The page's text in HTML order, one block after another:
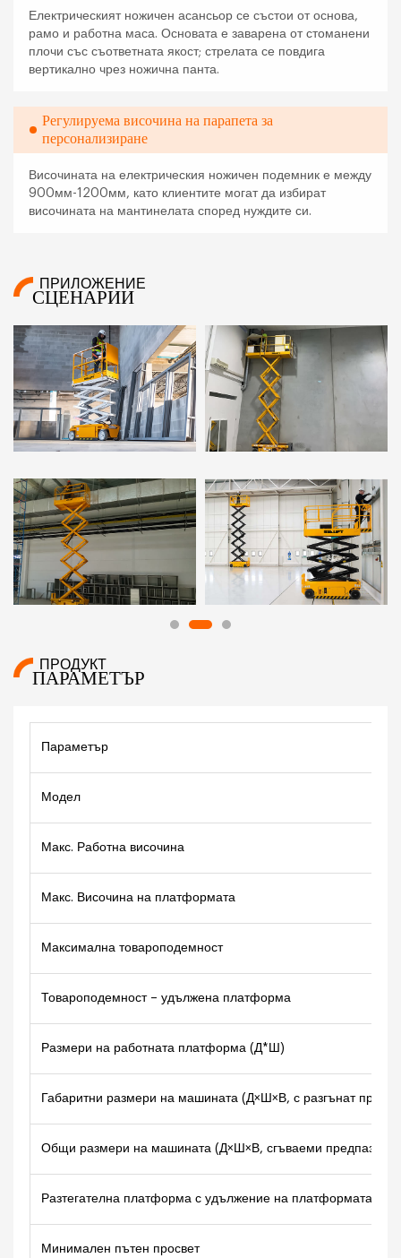
Електрическият ножичен асансьор се състои от основа,
рамо и работна маса. Основата е заварена от стоманени
плочи със съответната якост; стрелата се повдига
вертикално чрез ножична панта.
Регулируема височина на парапета за
персонализиране
Височината на електрическия ножичен подемник е между
900мм-1200мм, като клиентите могат да избират
височината на мантинелата според нуждите си.
ПРИЛОЖЕНИЕ
СЦЕНАРИИ
ПРОДУКТ
ПАРАМЕТЪР
Параметър
Модел
Макс. Работна височина
Макс. Височина на платформата
Максимална товароподемност
Товароподемност – удължена платформа
Размери на работната платформа (Д*Ш)
Габаритни размери на машината (Д×Ш×В, с разгънат
Общи размери на машината (Д×Ш×В, сгъваеми предпазни
Разтегателна платформа с удължение на платформата –
Минимален пътен просвет